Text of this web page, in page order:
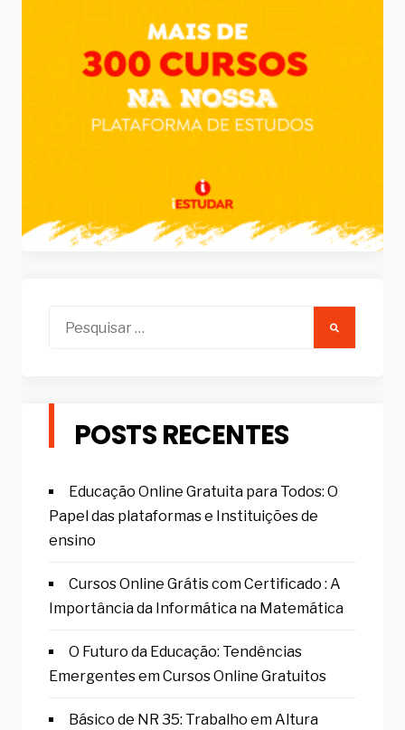
Pesquisar
POSTS RECENTES
Educação Online Gratuita para Todos: O
Papel das plataformas e Instituições de
ensino
Cursos Online Grátis com Certificado : A
Importância da Informática na Matemática
O Futuro da Educação: Tendências
Emergentes em Cursos Online Gratuitos
Básico de NR 35: Trabalho em Altura